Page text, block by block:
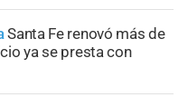
Santa Fe renovó más de
ya se presta con